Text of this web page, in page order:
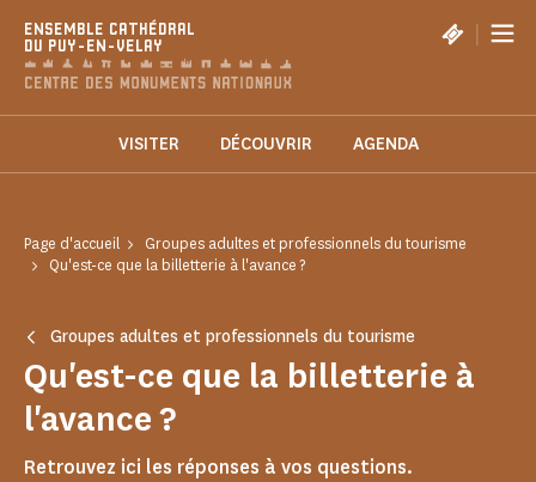
ENSEMBLE CATHÉDRAL
DU PUY-EN-VELAY
|
VISITER DÉCOUVRIR AGENDA
Page d'accueil
Groupes adultes et professionnels du tourisme
Qu'est-ce que la billetterie à l'avance ?
Groupes adultes et professionnels du tourisme
Qu'est-ce que la billetterie à
l'avance ?
Retrouvez ici les réponses à vos questions.